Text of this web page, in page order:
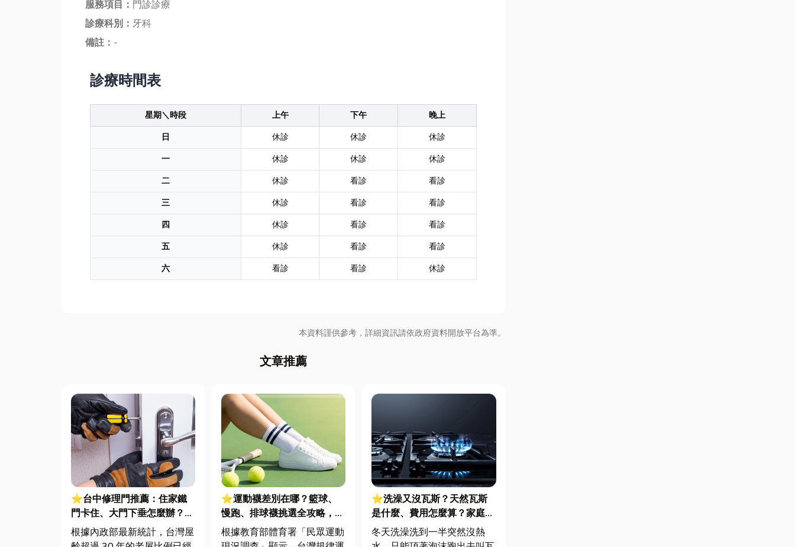
服務項目： 門診診療
診療科別： 牙科
備註： -
診療時間表
星期＼時段 上午 下午
晚上
日
休診 休診
休診
一
休診 休診
休診
二
休診 看診
看診
三
休診 看診
看診
四
休診 看診
看診
五
休診 看診
看診
六
看診 看診 休診
本資料謹供參考，詳細資訊請依政府資料開放平台為準。
文章推薦
⭐台中修理門推薦：住家鐵
門卡住、大門下垂怎麼辦？維
修費用與不銹鋼工程一次看
根據內政部最新統計，台灣屋
⭐運動襪差別在哪？籃球、
慢跑、排球襪挑選全攻略，穿
對了運動不傷腳！
根據教育部體育署「民眾運動
⭐洗澡又沒瓦斯？天然瓦斯
是什麼、費用怎麼算？家庭能
源選擇與配管工程全解析
冬天洗澡洗到一半突然沒熱